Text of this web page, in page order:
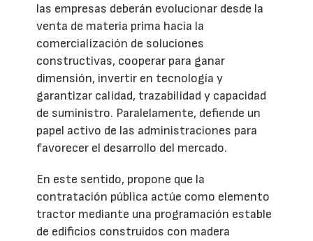
las empresas deberán evolucionar desde la
venta de materia prima hacia la
comercialización de soluciones
constructivas, cooperar para ganar
dimensión, invertir en tecnología y
garantizar calidad, trazabilidad y capacidad
de suministro. Paralelamente, defiende un
papel activo de las administraciones para
favorecer el desarrollo del mercado.
En este sentido, propone que la
contratación pública actúe como elemento
tractor mediante una programación estable
de edificios construidos con madera